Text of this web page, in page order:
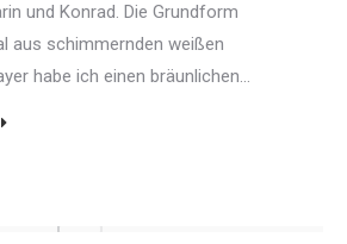
und Konrad. Die Grundform
aus schimmernden weißen
habe ich einen bräunlichen…